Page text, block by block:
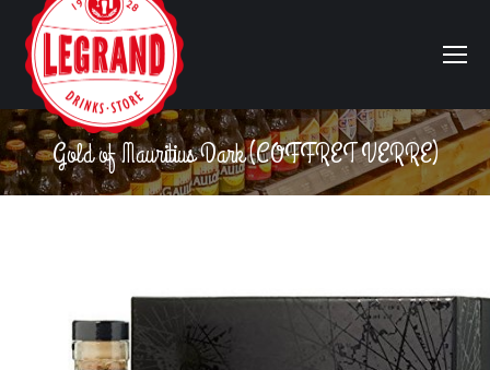
Gold of Mauritius Dark (COFFRET VERRE)
Vous êtes ici :